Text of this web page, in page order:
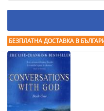
БЕЗПЛАТНА ДОСТАВКА В